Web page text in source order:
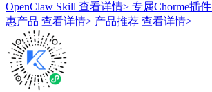
OpenClaw Skill 查看详情> 专属Chorme插件
惠产品 查看详情> 产品推荐 查看详情>